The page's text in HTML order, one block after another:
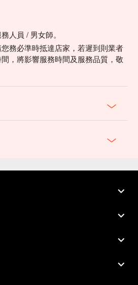
人員 / 男女師。
務必準時抵達店家，若遲到則業者
，將影響服務時間及服務品質，敬